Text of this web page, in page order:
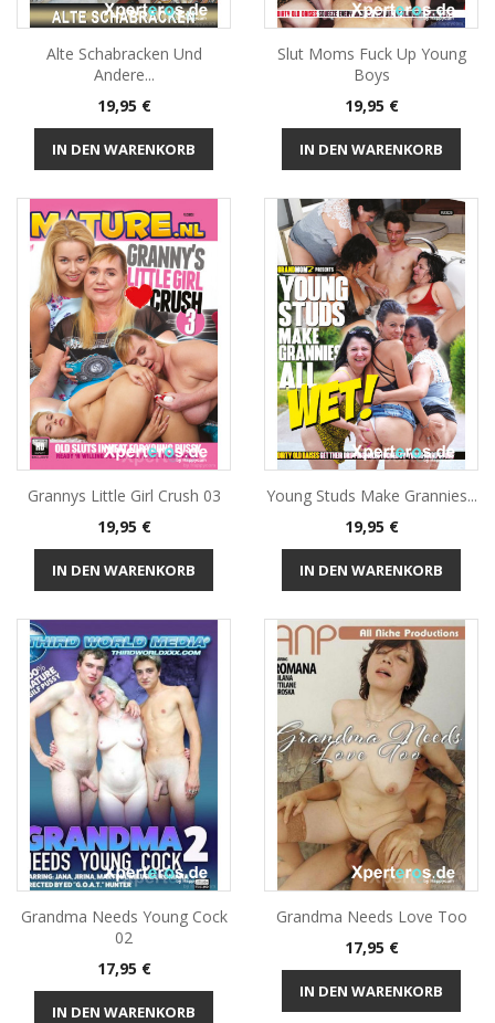
Alte Schabracken Und
Andere...
Preis
19,95 €
IN DEN WARENKORB
Slut Moms Fuck Up Young
Boys
Preis
19,95 €
IN DEN WARENKORB
Grannys Little Girl Crush 03
Preis
19,95 €
IN DEN WARENKORB
Young Studs Make Grannies...
Preis
19,95 €
IN DEN WARENKORB
Grandma Needs Young Cock
02
Preis
17,95 €
IN DEN WARENKORB
Grandma Needs Love Too
Preis
17,95 €
IN DEN WARENKORB